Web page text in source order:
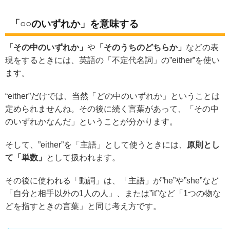
「○○のいずれか」を意味する
「その中のいずれか」 や 「そのうちのどちらか」 などの表
現をするときには、英語の「不定代名詞」の”either”を使い
ます。
“either”だけでは、当然「どの中のいずれか」ということは
定められませんね。その後に続く言葉があって、「その中
のいずれかなんだ」ということが分かります。
そして、”either”を「主語」として使うときには、
原則とし
て「単数」
として扱われます。
その後に使われる「動詞」は、「主語」が”he”や”she”など
「自分と相手以外の1人の人」、または”it”など「1つの物な
どを指すときの言葉」と同じ考え方です。